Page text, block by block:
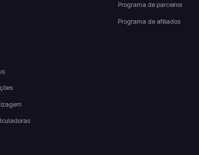
Programa de parceiros
Programa de afiliados